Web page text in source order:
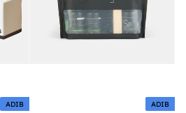
ADIB
ADIB